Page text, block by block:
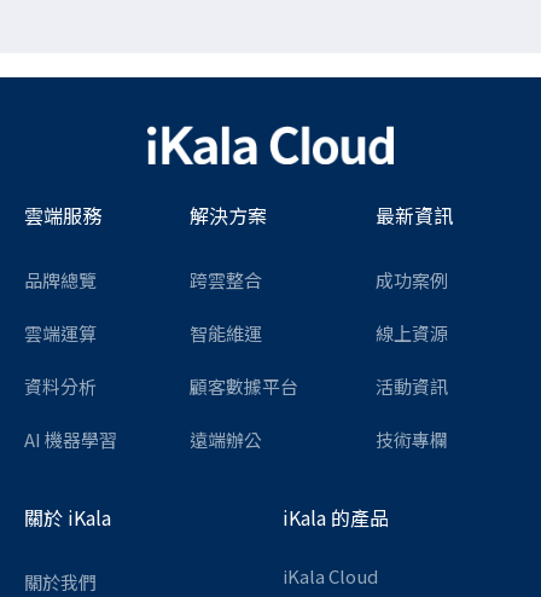
雲端服務
品牌總覽
雲端運算
資料分析
AI 機器學習
解決方案
跨雲整合
智能維運
顧客數據平台
遠端辦公
最新資訊
成功案例
線上資源
活動資訊
技術專欄
關於 iKala
關於我們
iKala 的產品
iKala Cloud